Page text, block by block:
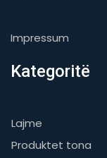
Impressum
Kategoritë
Lajme
Produktet tona